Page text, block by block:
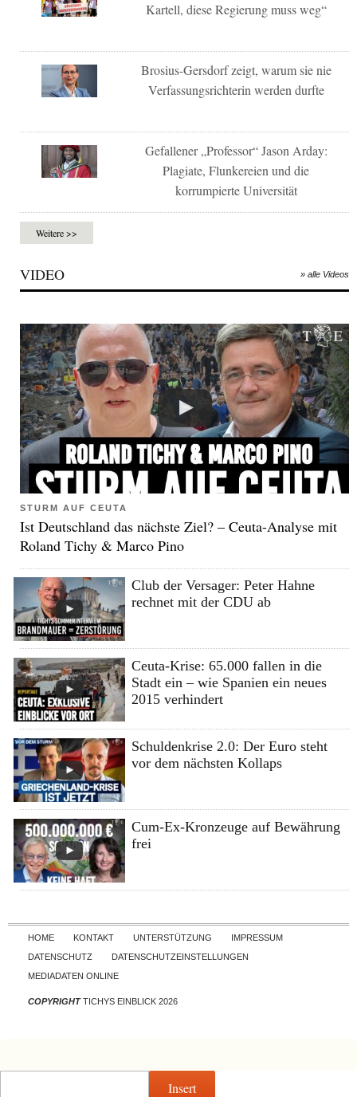
Kartell, diese Regierung muss weg“
Brosius-Gersdorf zeigt, warum sie nie
Verfassungsrichterin werden durfte
Gefallener „Professor“ Jason Arday:
Plagiate, Flunkereien und die
korrumpierte Universität
Weitere >>
VIDEO » alle Videos
STURM AUF CEUTA
Ist Deutschland das nächste Ziel? – Ceuta-Analyse mit
Roland Tichy & Marco Pino
Club der Versager: Peter Hahne
rechnet mit der CDU ab
Ceuta-Krise: 65.000 fallen in die
Stadt ein – wie Spanien ein neues
2015 verhindert
Schuldenkrise 2.0: Der Euro steht
vor dem nächsten Kollaps
Cum-Ex-Kronzeuge auf Bewährung
frei
Skip to content
HOME KONTAKT UNTERSTÜTZUNG
IMPRESSUM
DATENSCHUTZ
DATENSCHUTZEINSTELLUNGEN
MEDIADATEN ONLINE
COPYRIGHTTICHYS EINBLICK 2026
Insert